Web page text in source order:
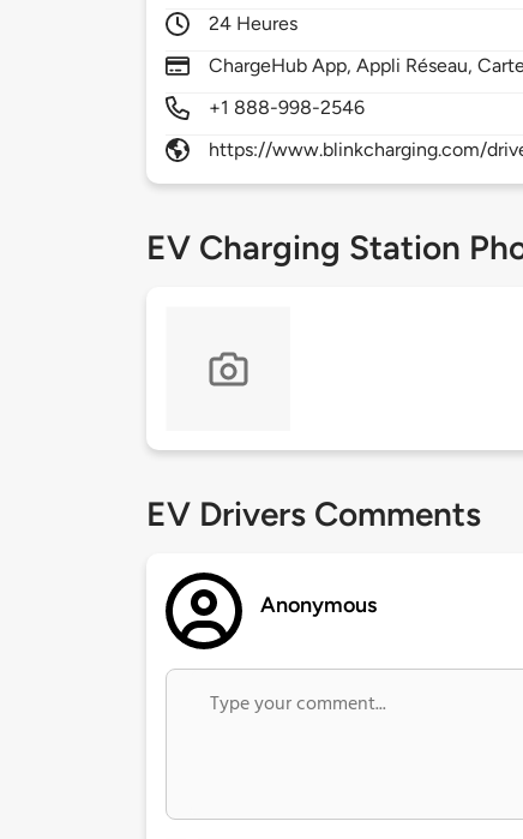
24 Heures
ChargeHub App, Appli Réseau,
+1 888-998-2546
https://www.blinkcharging.com/
EV Charging Station
EV Drivers Comments
Anonymous